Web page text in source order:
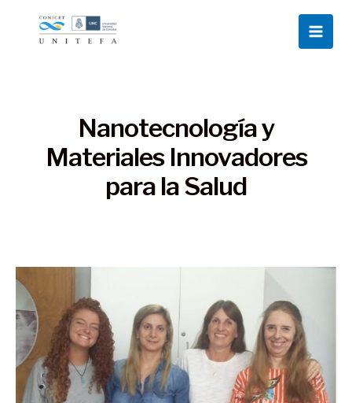
contenido
Main
Nanotecnología y
Materiales Innovadores
para la Salud